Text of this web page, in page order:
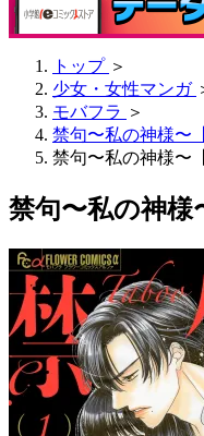
トップ ＞
少女・女性マンガ
モバフラ ＞
禁句〜私の神様〜
禁句〜私の神様〜
禁句〜私の神様